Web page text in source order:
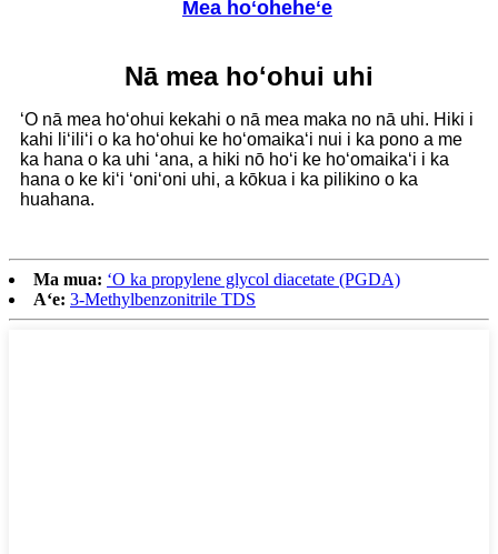
Mea hoʻoheheʻe
Nā mea hoʻohui uhi
ʻO nā mea hoʻohui kekahi o nā mea maka no nā uhi. Hiki i
kahi liʻiliʻi o ka hoʻohui ke hoʻomaikaʻi nui i ka pono a me
ka hana o ka uhi ʻana, a hiki nō hoʻi ke hoʻomaikaʻi i ka
hana o ke kiʻi ʻoniʻoni uhi, a kōkua i ka pilikino o ka
huahana.
Ma mua: ʻO ka propylene glycol diacetate (PGDA)
Aʻe: 3-Methylbenzonitrile TDS